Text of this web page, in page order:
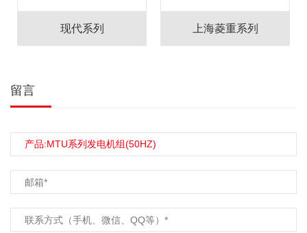
现代系列 上海菱重系列
留言